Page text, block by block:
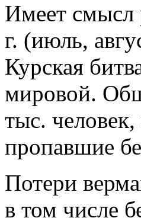
Имеет смысл
г. (июль,
Курская
мировой.
тыс.
пропавшие
Потери
в том числе